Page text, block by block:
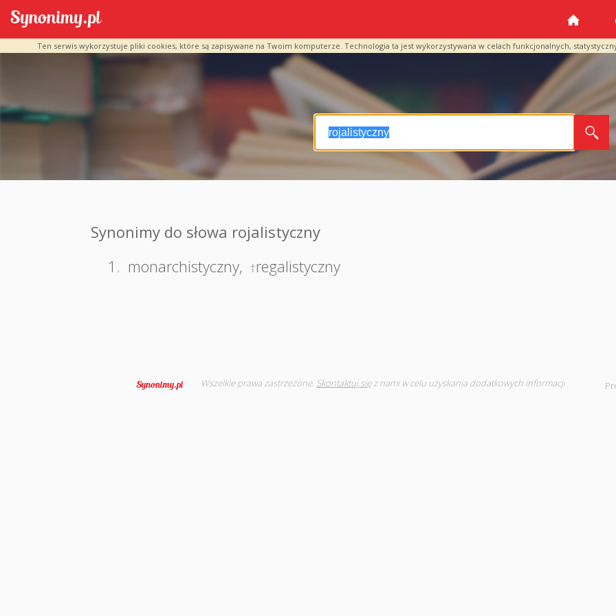
Ten serwis wykorzystuje pliki cookies, które są zapisywane na Twoim komputerze. Technologia ta jest wykorzystywana w celach funkcjonalnych,
Synonimy do słowa rojalistyczny
1. monarchistyczny, †regalistyczny
Wszelkie prawa zastrzeżone. Skontaktuj sięz nami w celu uzyskania dodatkowych informacji